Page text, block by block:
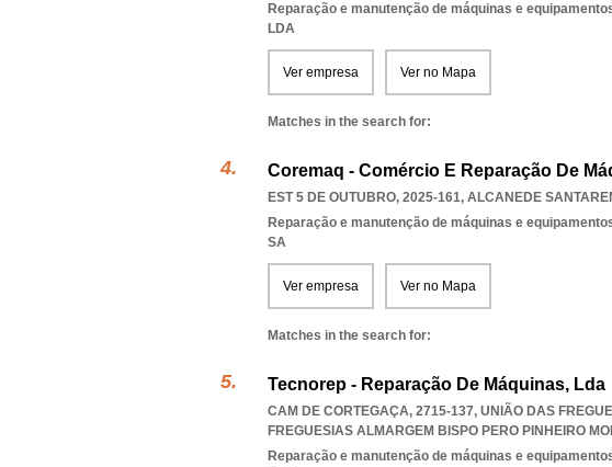
Reparação e manutenção de máquinas e
LDA
Ver empresa Ver no Mapa
Matches in the search for:
Coremaq - Comércio E Reparação De
EST 5 DE OUTUBRO, 2025-161, ALCANEDE
Reparação e manutenção de máquinas e
SA
Ver empresa Ver no Mapa
Matches in the search for:
Tecnorep - Reparação De Máquinas, Lda
CAM DE CORTEGAÇA, 2715-137, UNIÃO DAS
FREGUESIAS ALMARGEM BISPO PERO PINHEIRO
Reparação e manutenção de máquinas e